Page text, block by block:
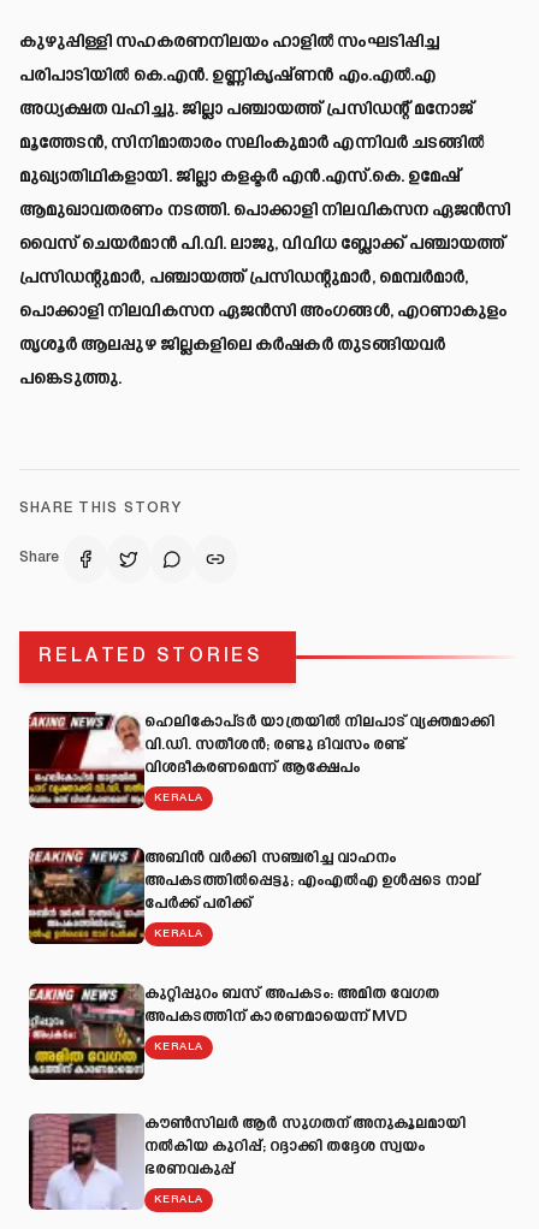
കുഴുപ്പിള്ളി സഹകരണനിലയം ഹാളിൽ സംഘടിപ്പിച്ച
പരിപാടിയിൽ കെ.എൻ. ഉണ്ണികൃഷ്ണൻ എം.എൽ.എ
അധ്യക്ഷത വഹിച്ചു. ജില്ലാ പഞ്ചായത്ത് പ്രസിഡന്റ് മനോജ്
മൂത്തേടൻ, സിനിമാതാരം സലിംകുമാർ എന്നിവർ ചടങ്ങിൽ
മുഖ്യാതിഥികളായി. ജില്ലാ കളക്ടർ എൻ.എസ്.കെ. ഉമേഷ്
ആമുഖാവതരണം നടത്തി. പൊക്കാളി നിലവികസന ഏജൻസി
വൈസ് ചെയർമാൻ പി.വി. ലാജു, വിവിധ ബ്ലോക്ക് പഞ്ചായത്ത്
പ്രസിഡന്റുമാർ, പഞ്ചായത്ത് പ്രസിഡന്റുമാർ, മെമ്പർമാർ,
പൊക്കാളി നിലവികസന ഏജൻസി അംഗങ്ങൾ, എറണാകുളം
തൃശൂർ ആലപ്പുഴ ജില്ലകളിലെ കർഷകർ തുടങ്ങിയവർ
പങ്കെടുത്തു.
SHARE THIS STORY
Share
RELATED STORIES
ഹെലികോപ്ടർ യാത്രയിൽ നിലപാട് വ്യക്തമാക്കി
വി.ഡി. സതീശൻ; രണ്ടു ദിവസം രണ്ട്
വിശദീകരണമെന്ന് ആക്ഷേപം
KERALA
അബിന്‍ വര്‍ക്കി സഞ്ചരിച്ച വാഹനം
അപകടത്തില്‍പ്പെട്ടു; എംഎല്‍എ ഉള്‍പ്പടെ നാല്
പേര്‍ക്ക് പരിക്ക്
KERALA
കുറ്റിപ്പുറം ബസ് അപകടം: അമിത വേഗത
അപകടത്തിന് കാരണമായെന്ന് MVD
KERALA
കൗൺസിലർ ആർ സുഗതന് അനുകൂലമായി
നല്‍കിയ കുറിപ്പ്; റദ്ദാക്കി തദ്ദേശ സ്വയം
ഭരണവകുപ്പ്
KERALA